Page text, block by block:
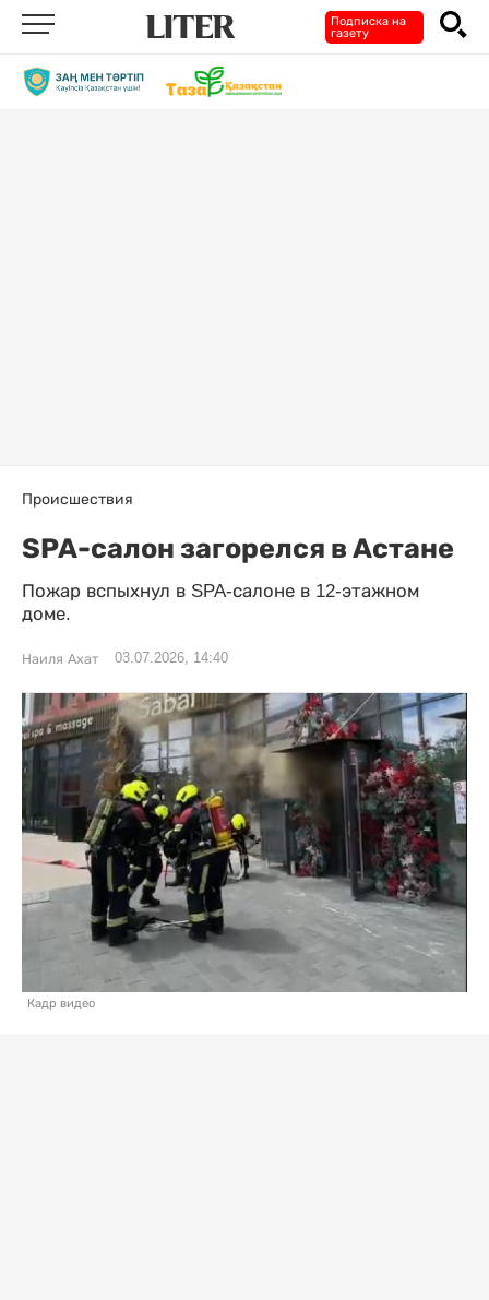
Подписка на
газету
Происшествия
SPA-салон загорелся в Астане
Пожар вспыхнул в SPA-салоне в 12-этажном
доме.
Наиля Ахат 03.07.2026, 14:40
Кадр видео